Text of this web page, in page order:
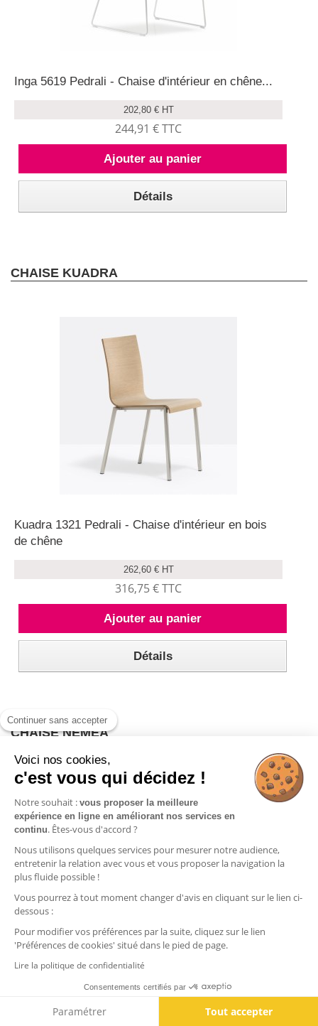
Inga 5619 Pedrali - Chaise d'intérieur en chêne...
202,80 € HT
244,91 € TTC
Ajouter au panier
Détails
CHAISE KUADRA
Kuadra 1321 Pedrali - Chaise d'intérieur en bois
de chêne
262,60 € HT
316,75 € TTC
Ajouter au panier
Détails
CHAISE NEMEA
Nemea 2820 Pedrali - Chaise d'intérieur design en
Continuer sans accepter
Voici nos cookies,
c'est vous qui décidez !
Notre souhait : vous proposer la meilleure
expérience en ligne en améliorant nos services en
continu. Êtes-vous d'accord ?
Nous utilisons quelques services pour mesurer notre audience,
entretenir la relation avec vous et vous proposer la navigation la
plus fluide possible !
Vous pourrez à tout moment changer d'avis en cliquant sur le lien ci-
dessous :
Pour modifier vos préférences par la suite, cliquez sur le lien
'Préférences de cookies' situé dans le pied de page.
Lire la politique de confidentialité
Consentements certifiés par
Paramétrer Tout accepter